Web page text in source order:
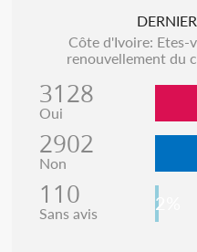
Côte d'Ivoire: Etes-
renouvellement du
3128
Oui
2902
Non
110
Sans avis 2%